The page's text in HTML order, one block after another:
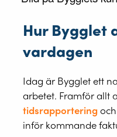
Hur Bygglet
vardagen
Idag är Bygglet ett
arbetet. Framför allt
tidsrapporteringoch
inför kommande